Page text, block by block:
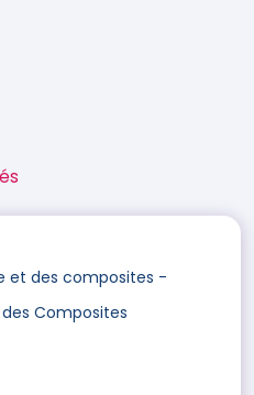
et des composites -
des Composites